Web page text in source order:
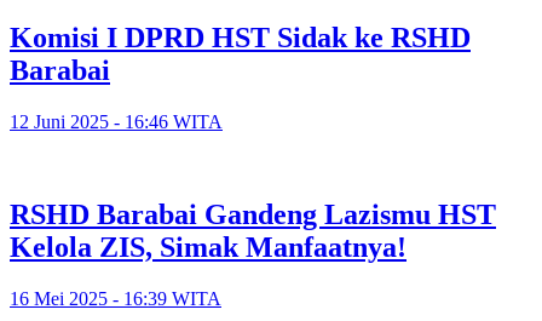
Komisi I DPRD HST Sidak ke RSHD
Barabai
12 Juni 2025 - 16:46 WITA
RSHD Barabai Gandeng Lazismu HST
Kelola ZIS, Simak Manfaatnya!
16 Mei 2025 - 16:39 WITA